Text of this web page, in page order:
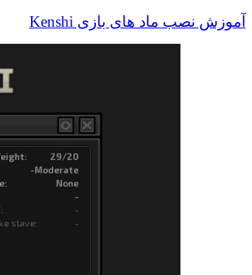
آموزش نصب ماد های بازی Kenshi